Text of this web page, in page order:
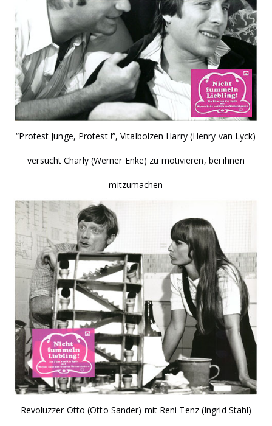
“Protest Junge, Protest !”, Vitalbolzen Harry (Henry van Lyck)
versucht Charly (Werner Enke) zu motivieren, bei ihnen
mitzumachen
Revoluzzer Otto (Otto Sander) mit Reni Tenz (Ingrid Stahl)